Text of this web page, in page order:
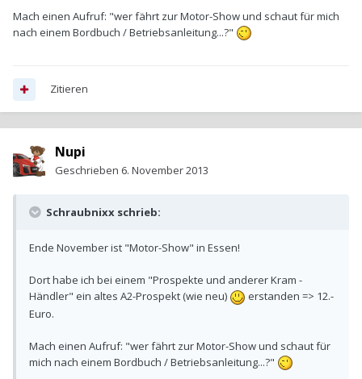
Mach einen Aufruf: "wer fährt zur Motor-Show und schaut für mich
nach einem Bordbuch / Betriebsanleitung...?"
Zitieren
Nupi
Geschrieben 6. November 2013
Schraubnixx schrieb:
Ende November ist "Motor-Show" in Essen!
Dort habe ich bei einem "Prospekte und anderer Kram -
Händler" ein altes A2-Prospekt (wie neu)
erstanden => 12.-
Euro.
Mach einen Aufruf: "wer fährt zur Motor-Show und schaut für
mich nach einem Bordbuch / Betriebsanleitung...?"